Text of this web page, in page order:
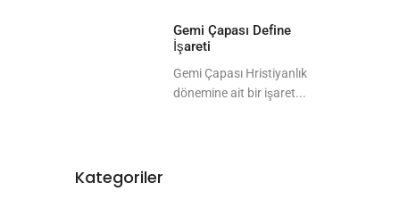
Gemi Çapası Define
İşareti
Gemi Çapası Hristiyanlık
dönemine ait bir işaret...
Kategoriler